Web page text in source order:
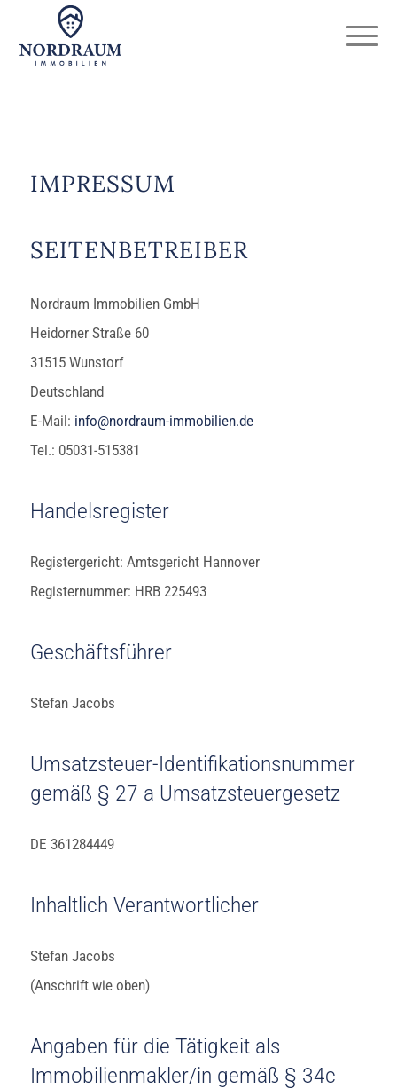
IMPRESSUM
SEITENBETREIBER
Nordraum Immobilien GmbH
Heidorner Straße 60
31515 Wunstorf
Deutschland
E-Mail: info@nordraum-immobilien.de
Tel.: 05031-515381
Handelsregister
Registergericht: Amtsgericht Hannover
Registernummer: HRB 225493
Geschäftsführer
Stefan Jacobs
Umsatzsteuer-Identifikationsnummer
gemäß § 27 a Umsatzsteuergesetz
DE 361284449
Inhaltlich Verantwortlicher
Stefan Jacobs
(Anschrift wie oben)
Angaben für die Tätigkeit als
Immobilienmakler/in gemäß § 34c